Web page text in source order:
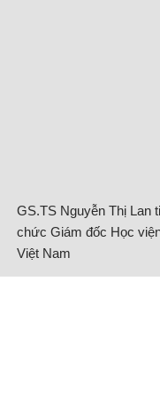
GS.TS Nguyễn Thị Lan
chức Giám đốc Học
Việt Nam